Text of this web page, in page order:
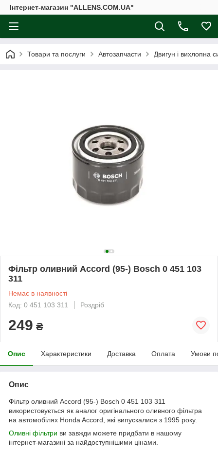
Інтернет-магазин "ALLENS.COM.UA"
Товари та послуги Автозапчасти Двигун і вихлопна
Фільтр оливний Accord (95-) Bosch 0 451 103
311
Немає в наявності
Код: 0 451 103 311
Роздріб
249 ₴
Опис Характеристики Доставка Оплата Умови
Опис
Фільтр оливний Accord (95-) Bosch 0 451 103 311
використовується як аналог оригінального оливного фільтра
на автомобілях Honda Accord, які випускалися з 1995 року.
Оливні фільтри ви завжди можете придбати в нашому
інтернет-магазині за найдоступнішими цінами.